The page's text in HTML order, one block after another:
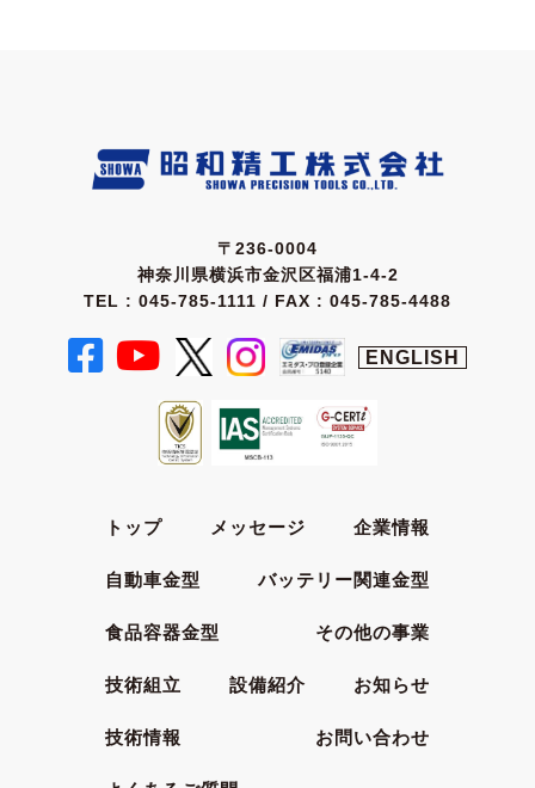
〒236-0004
神奈川県横浜市金沢区福浦1-4-2
TEL : 045-785-1111 / FAX : 045-785-4488
ENGLISH
トップ メッセージ 企業情報
自動車金型 バッテリー関連金型
食品容器金型 その他の事業
技術組立 設備紹介 お知らせ
技術情報 お問い合わせ